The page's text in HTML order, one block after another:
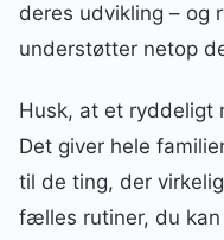
deres udvikling – og
understøtter netop
Husk, at et ryddeligt
Det giver hele
til de ting, der
fælles rutiner, du